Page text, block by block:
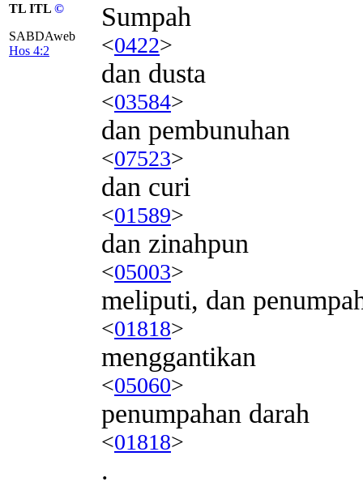
TL ITL ©
SABDAweb
Hos 4:2
Sumpah
<0422>
dan dusta
<03584>
dan pembunuhan
<07523>
dan curi
<01589>
dan zinahpun
<05003>
meliputi, dan
<01818>
menggantikan
<05060>
penumpahan darah
<01818>
.